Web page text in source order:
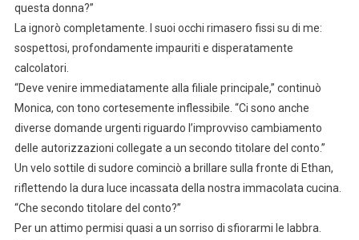
questa donna?”
La ignorò completamente. I suoi occhi rimasero fissi su di me:
sospettosi, profondamente impauriti e disperatamente
calcolatori.
“Deve venire immediatamente alla filiale principale,” continuò
Monica, con tono cortesemente inflessibile. “Ci sono anche
diverse domande urgenti riguardo l’improvviso cambiamento
delle autorizzazioni collegate a un secondo titolare del conto.”
Un velo sottile di sudore cominciò a brillare sulla fronte di Ethan,
riflettendo la dura luce incassata della nostra immacolata cucina.
“Che secondo titolare del conto?”
Per un attimo permisi quasi a un sorriso di sfiorarmi le labbra.